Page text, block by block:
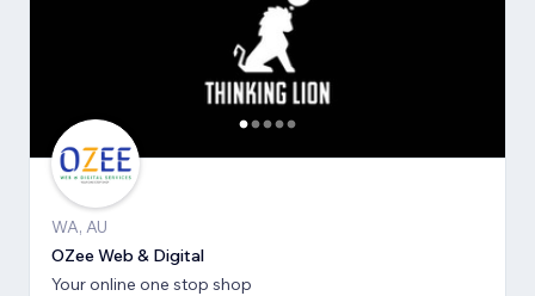
WA, AU
OZee Web & Digital
Your online one stop shop